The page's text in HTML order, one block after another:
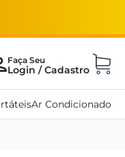
Ar Condicionado